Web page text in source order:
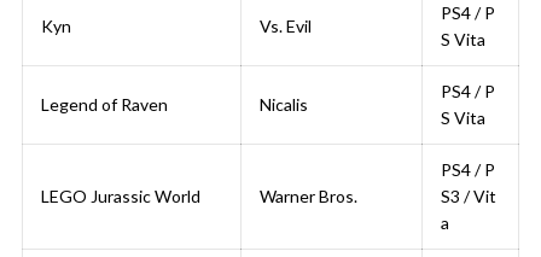
Kyn Vs. Evil
PS4 / P
S Vita
Legend of Raven Nicalis
PS4 / P
S Vita
LEGO Jurassic World Warner Bros.
PS4 / P
S3 / Vit
a